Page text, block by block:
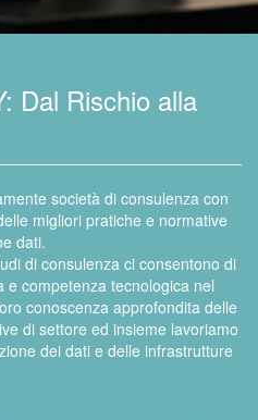
Dal Rischio alla
società di consulenza con
migliori pratiche e normative
dati.
di consulenza ci consentono di
competenza tecnologica nel
conoscenza approfondita delle
di settore ed insieme lavoriamo
dei dati e delle infrastrutture